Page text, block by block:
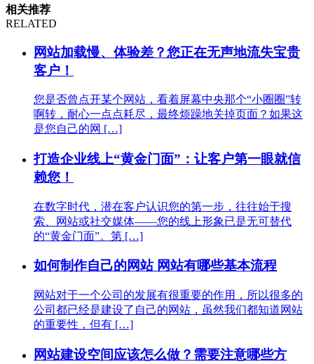
相关推荐
RELATED
网站加载慢、体验差？您正在无声地流失宝贵
客户！
您是否曾点开某个网站，看着屏幕中央那个“小圈圈”转
啊转，耐心一点点耗尽，最终烦躁地关掉页面？如果这
是您自己的网 […]
打造企业线上“黄金门面”：让客户第一眼就信
赖您！
在数字时代，潜在客户认识您的第一步，往往始于搜
索、网站或社交媒体——您的线上形象已是无可替代
的“黄金门面”。第 […]
如何制作自己的网站 网站有哪些基本流程
网站对于一个公司的发展有很重要的作用，所以很多的
公司都已经是建设了自己的网站，虽然我们都知道网站
的重要性，但有 […]
网站建设空间应该怎么做？需要注意哪些方